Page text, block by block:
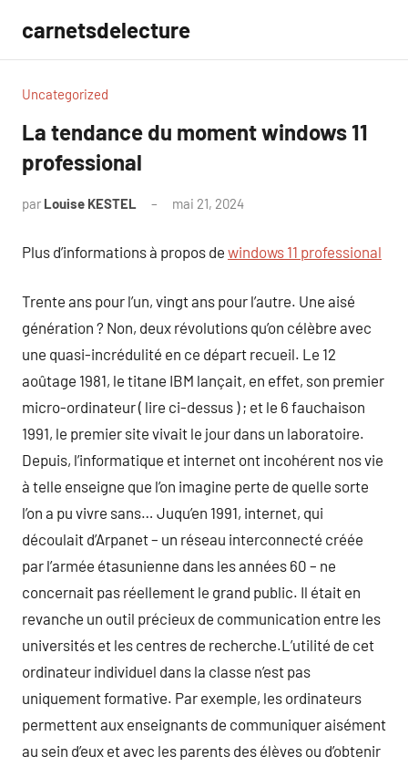
contenu
carnetsdelecture
Uncategorized
La tendance du moment windows 11
professional
par Louise KESTEL mai 21, 2024
Plus d’informations à propos de windows 11 professional
Trente ans pour l’un, vingt ans pour l’autre. Une aisé
génération ? Non, deux révolutions qu’on célèbre avec
une quasi-incrédulité en ce départ recueil. Le 12
aoûtage 1981, le titane IBM lançait, en effet, son premier
micro-ordinateur ( lire ci-dessus ) ; et le 6 fauchaison
1991, le premier site vivait le jour dans un laboratoire.
Depuis, l’informatique et internet ont incohérent nos vie
à telle enseigne que l’on imagine perte de quelle sorte
l’on a pu vivre sans… Juqu’en 1991, internet, qui
découlait d’Arpanet – un réseau interconnecté créée
par l’armée étasunienne dans les années 60 – ne
concernait pas réellement le grand public. Il était en
revanche un outil précieux de communication entre les
universités et les centres de recherche.L’utilité de cet
ordinateur individuel dans la classe n’est pas
uniquement formative. Par exemple, les ordinateurs
permettent aux enseignants de communiquer aisément
au sein d’eux et avec les parents des élèves ou d’obtenir